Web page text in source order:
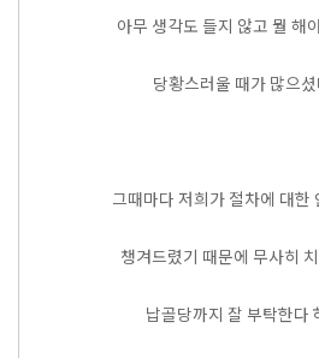
아무 생각도 들지 않고 뭘 해
당황스러울 때가 많으
그때마다 저희가 절차에 대한
챙겨드렸기 때문에 무사히
납골당까지 잘 부탁한다